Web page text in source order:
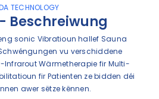
TECHNOLOGY
Beschreiwung
sonic Vibratioun hallef Sauna
vu verschiddene
Infrarout Wärmetherapie fir Multi-
fir Patienten ze bidden déi
awer sëtze kënnen.